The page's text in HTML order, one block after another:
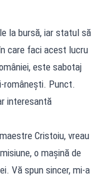
la bursă, iar statul să
care faci acest lucru
este sabotaj
românești. Punct.
interesantă
Cristoiu, vreau
o mașină de
Vă spun sincer, mi-a